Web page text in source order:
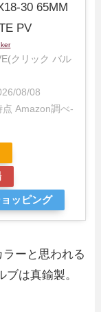
30 65MM
PV
クリック バル
08/08
Amazon調べ-
ッピング
ーと思われる
は真鍮製。